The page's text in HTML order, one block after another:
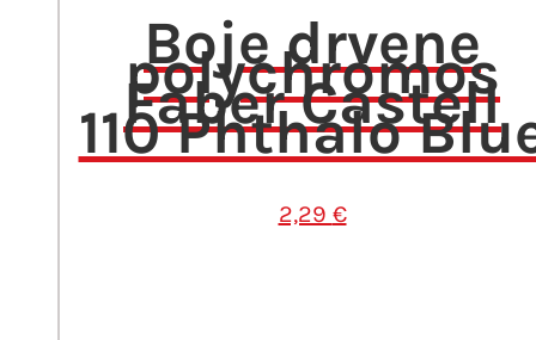
Boje drvene
polychromos
Faber Castell
110 Phthalo
2,29 €